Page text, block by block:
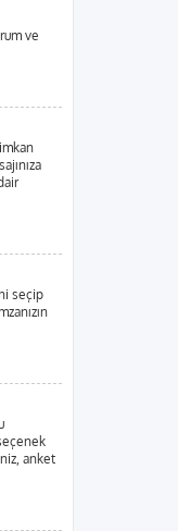
ve
seçip
anket